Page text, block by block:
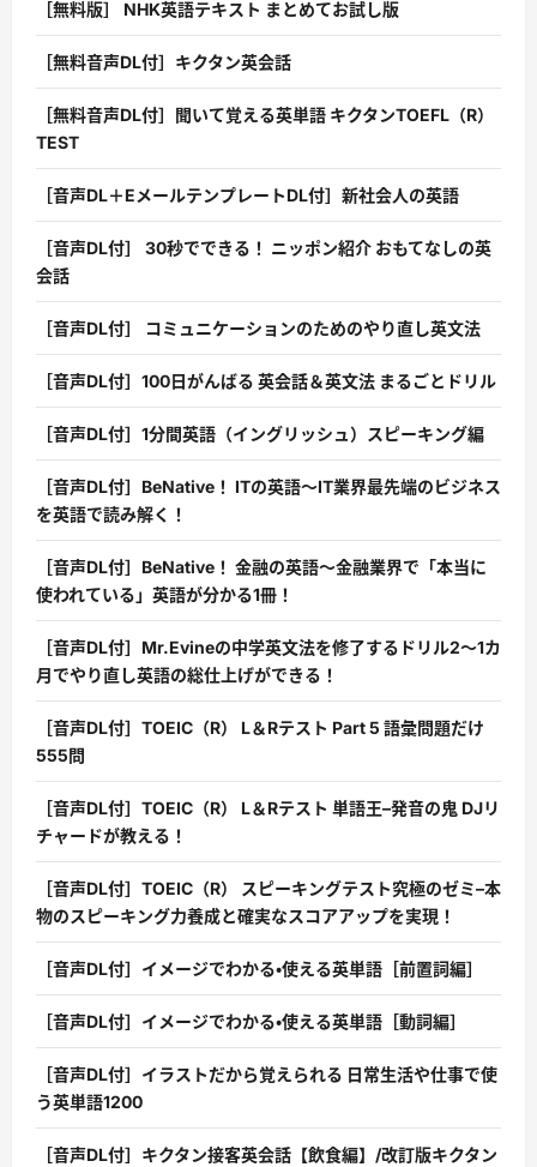
［無料版］ NHK英語テキスト まとめてお試し版
［無料音声DL付］キクタン英会話
［無料音声DL付］聞いて覚える英単語 キクタンTOEFL（R）
TEST
［音声DL＋EメールテンプレートDL付］新社会人の英語
［音声DL付］ 30秒でできる！ ニッポン紹介 おもてなしの英
会話
［音声DL付］ コミュニケーションのためのやり直し英文法
［音声DL付］100日がんばる 英会話＆英文法 まるごとドリル
［音声DL付］1分間英語（イングリッシュ）スピーキング編
［音声DL付］BeNative！ ITの英語〜IT業界最先端のビジネス
を英語で読み解く！
［音声DL付］BeNative！ 金融の英語〜金融業界で「本当に
使われている」英語が分かる1冊！
［音声DL付］Mr.Evineの中学英文法を修了するドリル2〜1カ
月でやり直し英語の総仕上げができる！
［音声DL付］TOEIC（R） L＆Rテスト Part 5 語彙問題だけ
555問
［音声DL付］TOEIC（R） L＆Rテスト 単語王–発音の鬼 DJリ
チャードが教える！
［音声DL付］TOEIC（R） スピーキングテスト究極のゼミ–本
物のスピーキング力養成と確実なスコアアップを実現！
［音声DL付］イメージでわかる・使える英単語［前置詞編］
［音声DL付］イメージでわかる・使える英単語［動詞編］
［音声DL付］イラストだから覚えられる 日常生活や仕事で使
う英単語1200
［音声DL付］キクタン接客英会話【飲食編】/改訂版キクタン